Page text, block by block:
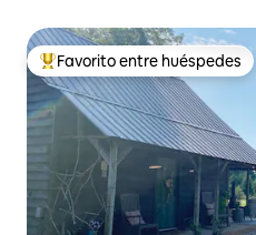
Favorito entre los huéspedes
Favorito entre huéspedes